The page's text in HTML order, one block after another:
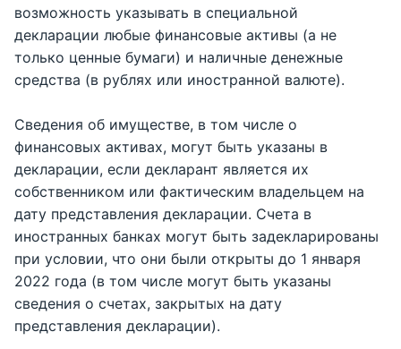
возможность указывать в специальной
декларации любые финансовые активы (а не
только ценные бумаги) и наличные денежные
средства (в рублях или иностранной валюте).
Сведения об имуществе, в том числе о
финансовых активах, могут быть указаны в
декларации, если декларант является их
собственником или фактическим владельцем на
дату представления декларации. Счета в
иностранных банках могут быть задекларированы
при условии, что они были открыты до 1 января
2022 года (в том числе могут быть указаны
сведения о счетах, закрытых на дату
представления декларации).